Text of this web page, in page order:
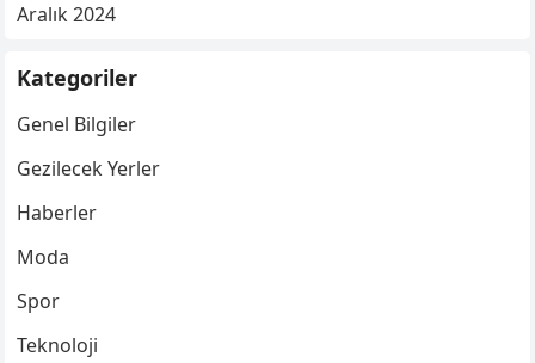
Aralık 2024
Kategoriler
Genel Bilgiler
Gezilecek Yerler
Haberler
Moda
Spor
Teknoloji